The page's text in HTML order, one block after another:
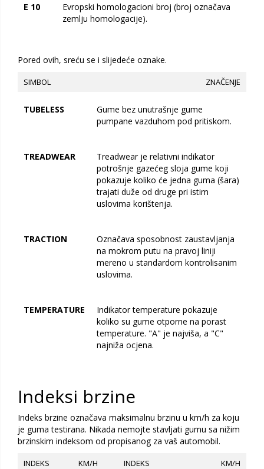
E 10
Evropski homologacioni broj (broj označava
zemlju homologacije).
Pored ovih, sreću se i slijedeće oznake.
SIMBOL ZNAČENJE
TUBELESS
Gume bez unutrašnje gume
pumpane vazduhom pod pritiskom.
TREADWEAR
Treadwear je relativni indikator
potrošnje gazećeg sloja gume koji
pokazuje koliko će jedna guma (šara)
trajati duže od druge pri istim
uslovima korištenja.
TRACTION
Označava sposobnost zaustavljanja
na mokrom putu na pravoj liniji
mereno u standardom kontrolisanim
uslovima.
TEMPERATURE
Indikator temperature pokazuje
koliko su gume otporne na porast
temperature. "A" je najviša, a "C"
najniža ocjena.
Indeksi brzine
Indeks brzine označava maksimalnu brzinu u km/h za koju
je guma testirana. Nikada nemojte stavljati gumu sa nižim
brzinskim indeksom od propisanog za vaš automobil.
INDEKS KM/H INDEKS KM/H